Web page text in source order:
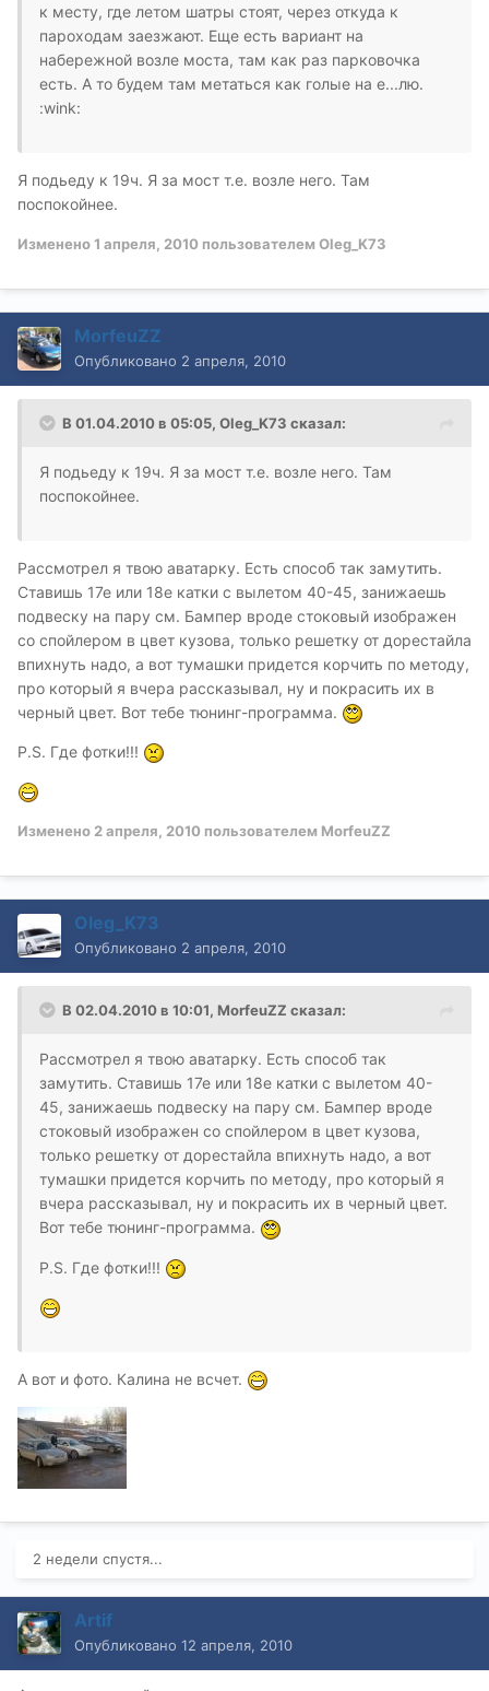
к месту, где летом шатры стоят, через откуда к
пароходам заезжают. Еще есть вариант на
набережной возле моста, там как раз парковочка
есть. А то будем там метаться как голые на е...лю.
:wink:
Я подьеду к 19ч. Я за мост т.е. возле него. Там
поспокойнее.
Изменено1 апреля, 2010 пользователем Oleg_K73
MorfeuZZ
Опубликовано 2 апреля, 2010
В 01.04.2010 в 05:05, Oleg_K73 сказал:
Я подьеду к 19ч. Я за мост т.е. возле него. Там
поспокойнее.
Рассмотрел я твою аватарку. Есть способ так замутить.
Ставишь 17е или 18е катки с вылетом 40-45, занижаешь
подвеску на пару см. Бампер вроде стоковый изображен
со спойлером в цвет кузова, только решетку от дорестайла
впихнуть надо, а вот тумашки придется корчить по методу,
про который я вчера рассказывал, ну и покрасить их в
черный цвет. Вот тебе тюнинг-программа.
P.S. Где фотки!!!
Изменено 2 апреля, 2010 пользователем MorfeuZZ
Oleg_K73
Опубликовано 2 апреля, 2010
В 02.04.2010 в 10:01, MorfeuZZ сказал:
Рассмотрел я твою аватарку. Есть способ так
замутить. Ставишь 17е или 18е катки с вылетом 40-
45, занижаешь подвеску на пару см. Бампер вроде
стоковый изображен со спойлером в цвет кузова,
только решетку от дорестайла впихнуть надо, а вот
тумашки придется корчить по методу, про который я
вчера рассказывал, ну и покрасить их в черный цвет.
Вот тебе тюнинг-программа.
P.S. Где фотки!!!
А вот и фото. Калина не всчет.
2 недели спустя...
Artif
Опубликовано 12 апреля, 2010